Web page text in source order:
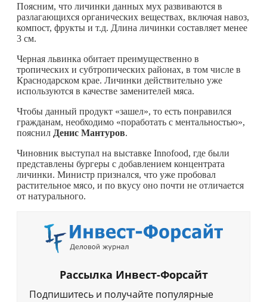
Поясним, что личинки данных мух развиваются в
разлагающихся органических веществах, включая навоз,
компост, фрукты и т.д. Длина личинки составляет менее
3 см.
Черная львинка обитает преимущественно в
тропических и субтропических районах, в том числе в
Краснодарском крае. Личинки действительно уже
используются в качестве заменителей мяса.
Чтобы данный продукт «зашел», то есть понравился
гражданам, необходимо «поработать с ментальностью»,
пояснил Денис Мантуров.
Чиновник выступал на выставке Innofood, где были
представлены бургеры с добавлением концентрата
личинки. Министр признался, что уже пробовал
растительное мясо, и по вкусу оно почти не отличается
от натурального.
Рассылка Инвест-Форсайт
Подпишитесь и получайте популярные